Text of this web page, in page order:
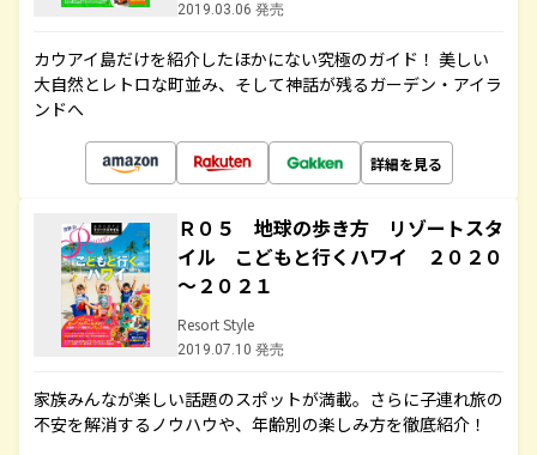
2019.03.06 発売
カウアイ島だけを紹介したほかにない究極のガイド！ 美しい
大自然とレトロな町並み、そして神話が残るガーデン・アイラ
ンドへ
詳細を見る
Ｒ０５ 地球の歩き方 リゾートスタ
イル こどもと行くハワイ ２０２０
～２０２１
Resort Style
2019.07.10 発売
家族みんなが楽しい話題のスポットが満載。さらに子連れ旅の
不安を解消するノウハウや、年齢別の楽しみ方を徹底紹介！